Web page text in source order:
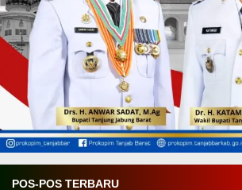
POS-POS TERBARU